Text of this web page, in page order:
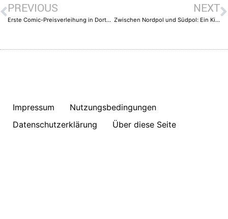
PREVIOUS
Erste Comic-Preisverleihung in Dortmund
NEXT
Zwischen Nordpol und Südpol: Ein Kind zwischen Fürsorge und Vernachlässigung
Impressum
Nutzungsbedingungen
Datenschutzerklärung
Über diese Seite